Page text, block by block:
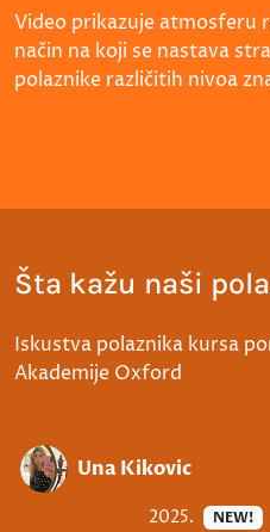
Video prikazuje atmosferu
način na koji se nastava
polaznike različitih nivoa
Šta kažu naši
Iskustva polaznika kursa
Akademije Oxford
Una Kikovic
2025. NEW!